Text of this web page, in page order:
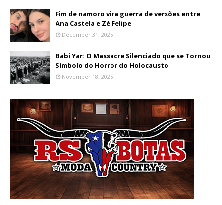
Fim de namoro vira guerra de versões entre
Ana Castela e Zé Felipe
December 31, 2025
Babi Yar: O Massacre Silenciado que se Tornou
Símbolo do Horror do Holocausto
November 18, 2025